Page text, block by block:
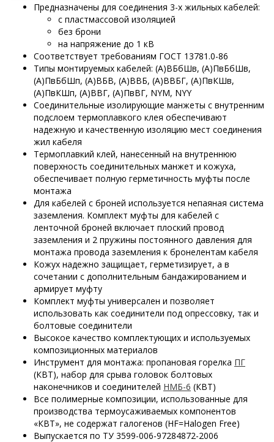
Предназначены для соединения 3-х жильных кабелей:
с пластмассовой изоляцией
без брони
на напряжение до 1 кВ
Соответствует требованиям ГОСТ 13781.0-86
Типы монтируемых кабелей: (А)ВБбШв, (А)ПвБбШв,
(А)ПвБбШп, (А)ВБВ, (А)ВВБ, (А)ВВБГ, (А)ПвКШв,
(А)ПвКШп, (А)ВВГ, (А)ПвВГ, NYM, NYY
Соединительные изолирующие манжеты с внутренним
подслоем термоплавкого клея обеспечивают
надежную и качественную изоляцию мест соединения
жил кабеля
Термоплавкий клей, нанесенный на внутреннюю
поверхность соединительных манжет и кожуха,
обеспечивает полную герметичность муфты после
монтажа
Для кабелей с броней используется непаяная система
заземления. Комплект муфты для кабелей с
ленточной броней включает плоский провод
заземления и 2 пружины постоянного давления для
монтажа провода заземления к бронелентам кабеля
Кожух надежно защищает, герметизирует, а в
сочетании с дополнительным бандажированием и
армирует муфту
Комплект муфты универсален и позволяет
использовать как соединители под опрессовку, так и
болтовые соединители
Высокое качество комплектующих и используемых
композиционных материалов
Инструмент для монтажа: пропановая горелка ПГ
(КВТ), набор для срыва головок болтовых
наконечников и соединителей НМБ-6 (КВТ)
Все полимерные композиции, использованные для
производства термоусаживаемых компонентов
«КВТ», не содержат галогенов (HF=Halogen Free)
Выпускается по ТУ 3599-006-97284872-2006